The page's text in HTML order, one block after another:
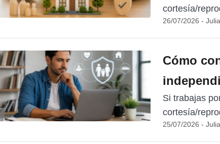
cortesía/
26/07/2026 -
Cómo
Si trabajas
cortesía/
25/07/2026 -